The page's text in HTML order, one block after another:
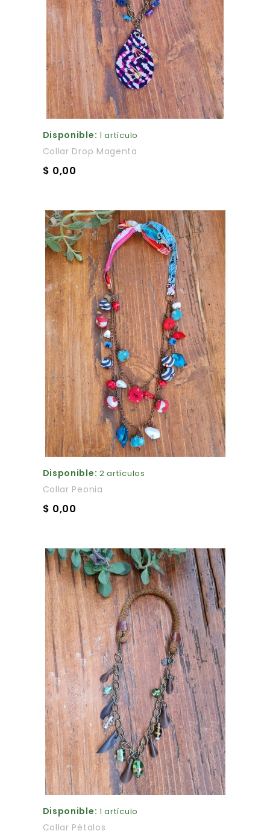
Disponible: 1 artículo
Collar Drop Magenta
$ 0,00
Disponible: 2 artículos
Collar Peonia
$ 0,00
Disponible: 1 artículo
Collar Pétalos